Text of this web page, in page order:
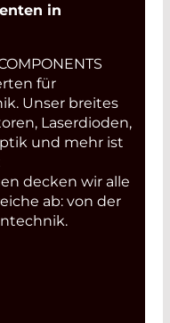
in
für
Unser breites
Laserdioden,
und mehr ist
decken wir alle
ab: von der